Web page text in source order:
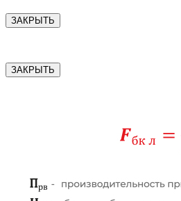
ЗАКРЫТЬ
ЗАКРЫТЬ